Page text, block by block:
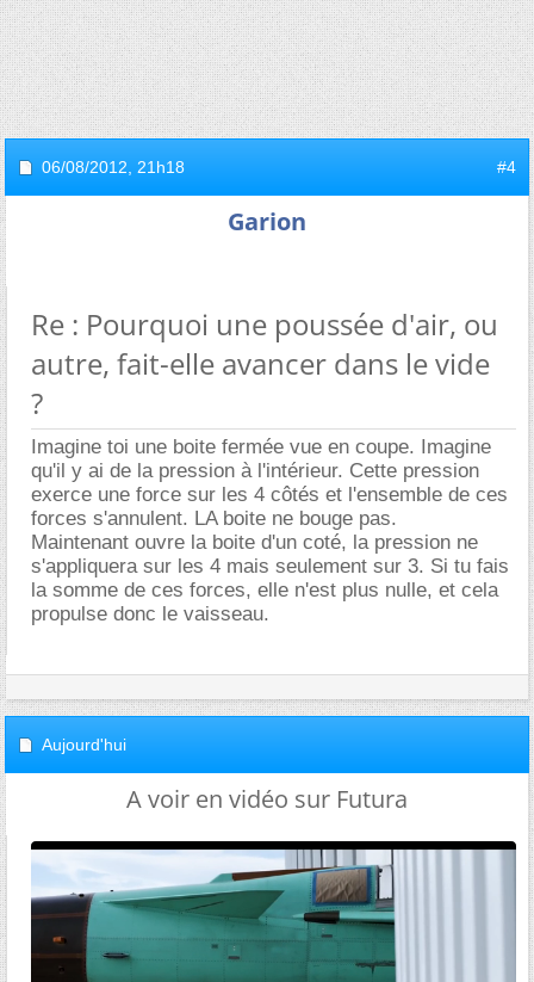
06/08/2012, 21h18 #4
Garion
Re : Pourquoi une poussée d'air, ou
autre, fait-elle avancer dans le vide
?
Imagine toi une boite fermée vue en coupe. Imagine
qu'il y ai de la pression à l'intérieur. Cette pression
exerce une force sur les 4 côtés et l'ensemble de ces
forces s'annulent. LA boite ne bouge pas.
Maintenant ouvre la boite d'un coté, la pression ne
s'appliquera sur les 4 mais seulement sur 3. Si tu fais
la somme de ces forces, elle n'est plus nulle, et cela
propulse donc le vaisseau.
Aujourd'hui
A voir en vidéo sur Futura